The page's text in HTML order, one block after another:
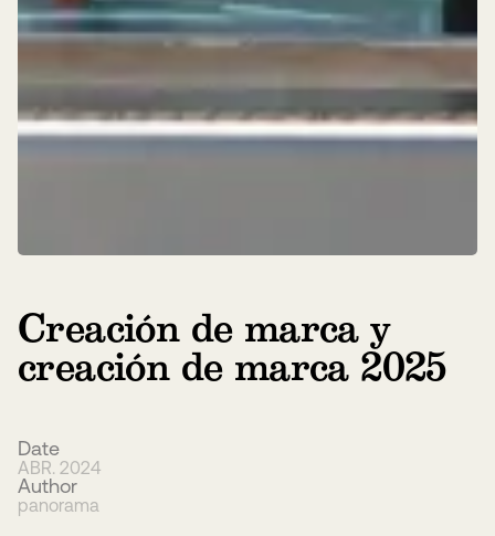
Creación de marca y
creación de marca 2025
Date
ABR. 2024
Author
panorama